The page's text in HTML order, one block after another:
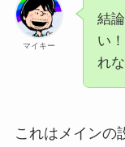
マイキー
結
い
れ
これはメインの